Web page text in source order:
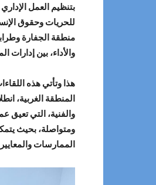
بتنظيم العمل
للحريات وحقوق
منطقة الجفارة
والأداء، بين
هذا وتأتي هذه
المنطقة الغربية،
والفنية، التي تعيق
ومتواصلة، بحيث
الممارسات